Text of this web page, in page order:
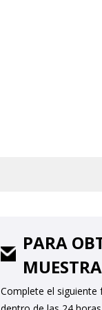
PARA
Complete el